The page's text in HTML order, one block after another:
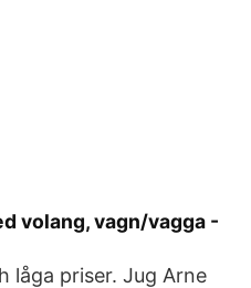
volang, vagn/vagga -
låga priser. Jug Arne